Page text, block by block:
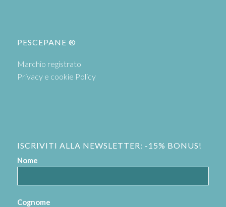
PESCEPANE ®
Marchio registrato
Privacy e cookie Policy
ISCRIVITI ALLA NEWSLETTER: -15% BONUS!
Nome
Cognome